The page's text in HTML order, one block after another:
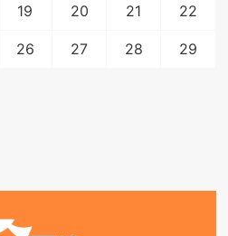
19 20 21 22
26 27 28 29